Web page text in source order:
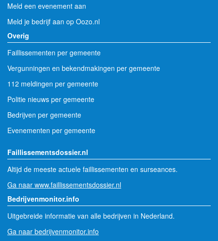
Meld een evenement aan
Meld je bedrijf aan op Oozo.nl
Overig
Faillissementen per gemeente
Vergunningen en bekendmakingen per gemeente
112 meldingen per gemeente
Politie nieuws per gemeente
Bedrijven per gemeente
Evenementen per gemeente
Faillissementsdossier.nl
Altijd de meeste actuele faillissementen en surseances.
Ga naar www.faillissementsdossier.nl
Bedrijvenmonitor.info
Uitgebreide informatie van alle bedrijven in Nederland.
Ga naar bedrijvenmonitor.info